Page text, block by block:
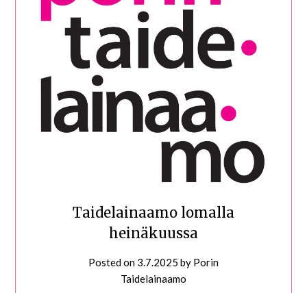
Taidelainaamo lomalla
heinäkuussa
Posted on 3.7.2025 by Porin
Taidelainaamo